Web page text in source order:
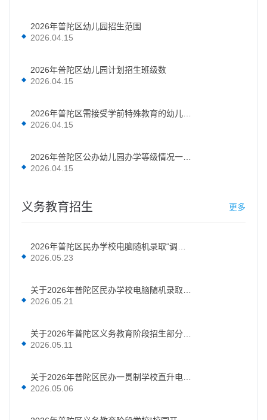
2026年普陀区幼儿园招生范围
2026.04.15
2026年普陀区幼儿园计划招生班级数
2026.04.15
2026.04.15
2026.04.15
义务教育招生 更多
2026.05.23
2026.05.21
2026.05.11
2026.05.06